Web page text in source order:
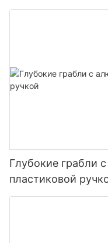
Глубокие грабли
пластиковой